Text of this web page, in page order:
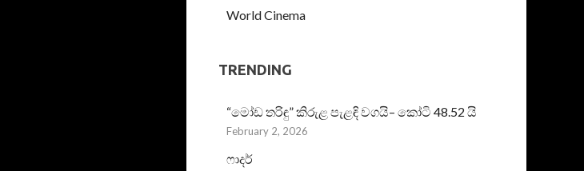
World Cinema
TRENDING
“මෝඩ තරිඳු” කිරුළ පැළඳි වගයි– කෝටි 48.52 යි
February 2, 2026
ෆාදර්